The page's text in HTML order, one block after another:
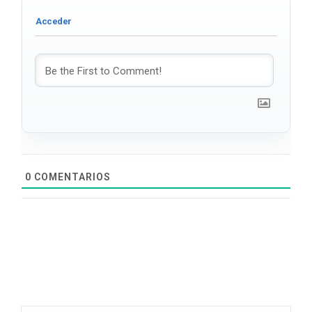
0 COMENTARIOS